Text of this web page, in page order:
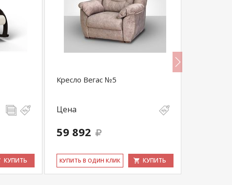
КУПИТЬ
Кресло Вегас №5
Цена
59 892
КУ­ПИТЬ В ОДИН КЛИК КУПИТЬ